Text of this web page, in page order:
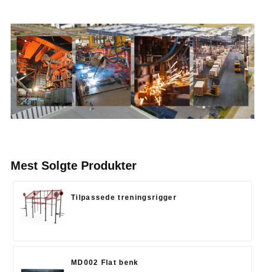
Mest Solgte Produkter
Tilpassede treningsrigger
MD002 Flat benk